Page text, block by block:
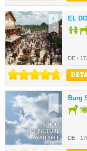
4. EL
DE -
5. Burg
DE -